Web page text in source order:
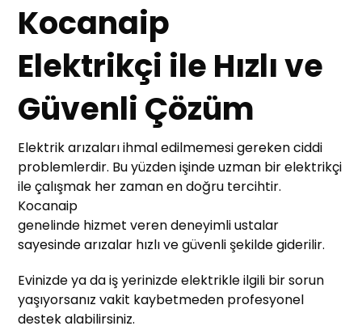
Kocanaip
Elektrikçi ile Hızlı ve
Güvenli Çözüm
Elektrik arızaları ihmal edilmemesi gereken ciddi
problemlerdir. Bu yüzden işinde uzman bir elektrikçi
ile çalışmak her zaman en doğru tercihtir.
Kocanaip
genelinde hizmet veren deneyimli ustalar
sayesinde arızalar hızlı ve güvenli şekilde giderilir.
Evinizde ya da iş yerinizde elektrikle ilgili bir sorun
yaşıyorsanız vakit kaybetmeden profesyonel
destek alabilirsiniz.